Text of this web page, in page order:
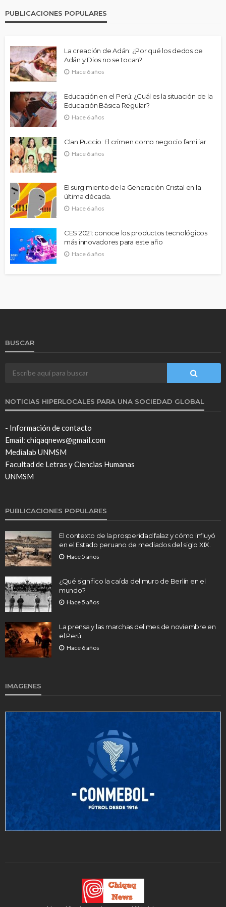
PUBLICACIONES POPULARES
La creación de Adán: ¿Por qué los dedos de
Adán y Dios no se tocan?
Hace 6 años
Educación en el Perú: ¿Cuál es la situación de la
Educación Básica Regular?
Hace 6 años
Clan Puccio: El crimen como negocio familiar
Hace 6 años
El surgimiento de la Generación Cristal en la
última década.
Hace 6 años
CES 2021: conoce los productos tecnológicos
más innovadores para este año
Hace 6 años
BUSCAR
NOTICIAS HIPERLOCALES PARA UNA SOCIEDAD GLOBAL
- Información de contacto
Email: chiqaqnews@gmail.com
Medialab UNMSM
Facultad de Letras y Ciencias Humanas
UNMSM
PUBLICACIONES POPULARES
El contexto de la prosperidad falaz y cómo influyó
en el Estado peruano de mediados del siglo XIX.
Hace 5 años
¿Qué significo la caída del muro de Berlín en el
mundo?
Hace 5 años
La prensa y las marchas del mes de noviembre en
el Perú
Hace 6 años
IMAGENES